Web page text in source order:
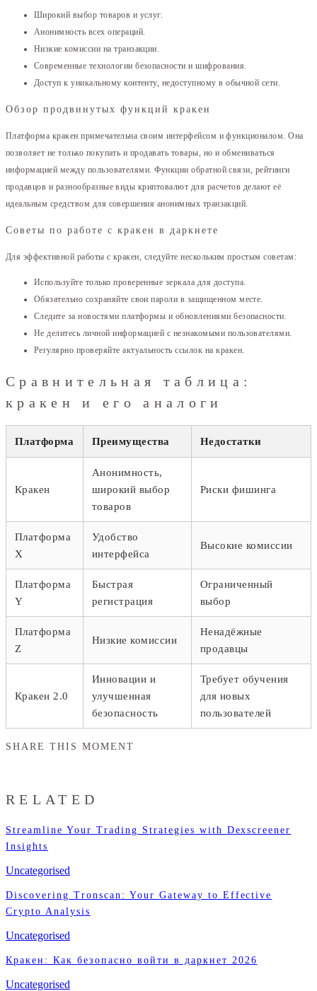
Широкий выбор товаров и услуг.
Анонимность всех операций.
Низкие комиссии на транзакции.
Современные технологии безопасности и шифрования.
Доступ к уникальному контенту, недоступному в обычной сети.
Обзор продвинутых функций кракен
Платформа кракен примечательна своим интерфейсом и функционалом. Она
позволяет не только покупать и продавать товары, но и обмениваться
информацией между пользователями. Функции обратной связи, рейтинги
продавцов и разнообразные виды криптовалют для расчетов делают её
идеальным средством для совершения анонимных транзакций.
Советы по работе с кракен в даркнете
Для эффективной работы с кракен, следуйте нескольким простым советам:
Используйте только проверенные зеркала для доступа.
Обязательно сохраняйте свои пароли в защищенном месте.
Следите за новостями платформы и обновлениями безопасности.
Не делитесь личной информацией с незнакомыми пользователями.
Регулярно проверяйте актуальность ссылок на кракен.
Сравнительная таблица:
кракен и его аналоги
Платформа Преимущества Недостатки
Кракен
Анонимность,
широкий выбор
товаров
Риски фишинга
Платформа
X
Удобство
интерфейса
Высокие комиссии
Платформа
Y
Быстрая
регистрация
Ограниченный
выбор
Платформа
Z
Низкие комиссии
Ненадёжные
продавцы
Кракен 2.0
Инновации и
улучшенная
безопасность
Требует обучения
для новых
пользователей
SHARE THIS MOMENT
RELATED
Streamline Your Trading Strategies with Dexscreener
Insights
Uncategorised
Discovering Tronscan: Your Gateway to Effective
Crypto Analysis
Uncategorised
Кракен: Как безопасно войти в даркнет 2026
Uncategorised